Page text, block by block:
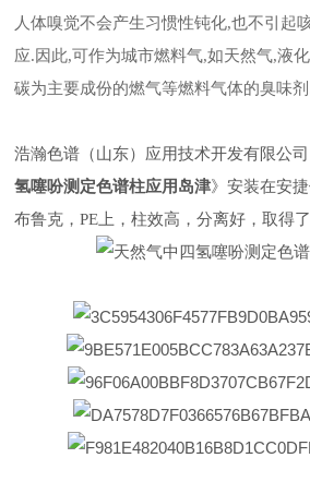
人体嗅觉不会产生习惯性钝化,也不引起
应.因此,可作为城市燃料气,如天然气,液
碳为主要成份的燃气等燃料气体的臭味
浩瀚色谱（山东）应用技术开发有限公
氢噻吩测定色谱柱应用岛津》安装在安
布鲁克，PE上，柱效高，分离好，取得